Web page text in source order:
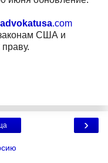
advokatusa.com
США и
›